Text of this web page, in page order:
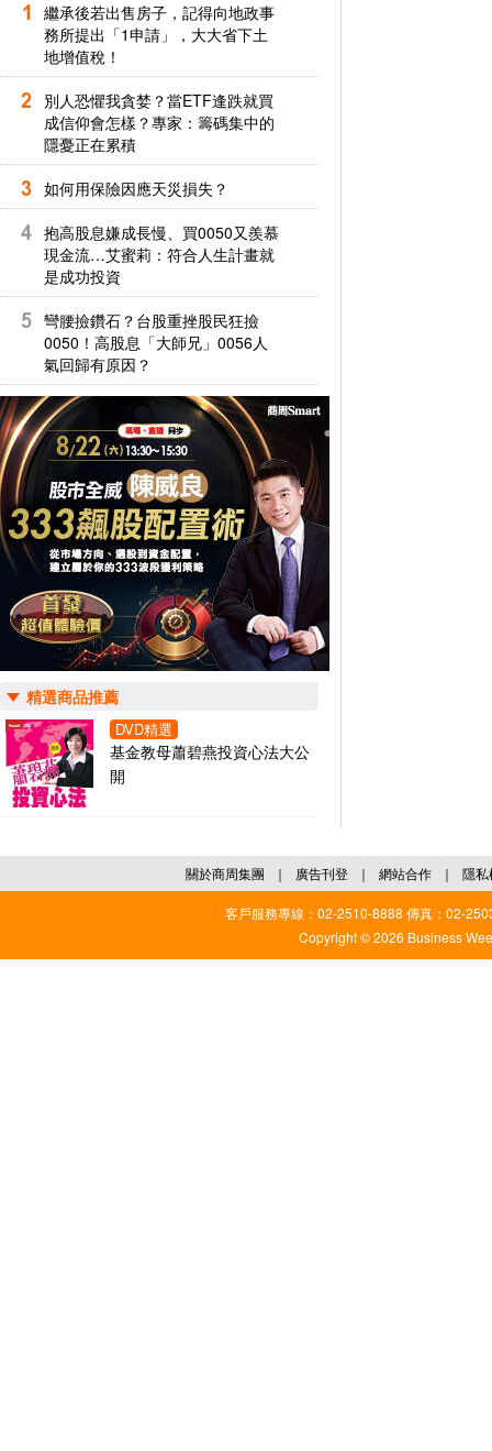
繼承後若出售房子，記得向地政事
務所提出「1申請」，大大省下土
地增值稅！
別人恐懼我貪婪？當ETF逢跌就買
成信仰會怎樣？專家：籌碼集中的
隱憂正在累積
如何用保險因應天災損失？
抱高股息嫌成長慢、買0050又羨慕
現金流…艾蜜莉：符合人生計畫就
是成功投資
彎腰撿鑽石？台股重挫股民狂撿
0050！高股息「大師兄」0056人
氣回歸有原因？
精選商品推薦
DVD精選
基金教母蕭碧燕投資心法大公
開
關於商周集團 ｜ 廣告刊登 ｜ 網站合作 ｜ 隱私
客戶服務專線：02-2510-8888 傳真：02-
Copyright © 2026 Business